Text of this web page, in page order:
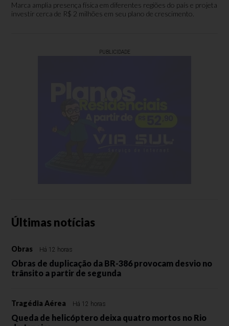
Marca amplia presença física em diferentes regiões do país e projeta
investir cerca de R$ 2 milhões em seu plano de crescimento.
PUBLICIDADE
Últimas notícias
Obras Há 12 horas
Obras de duplicação da BR-386 provocam desvio no
trânsito a partir de segunda
Tragédia Aérea Há 12 horas
Queda de helicóptero deixa quatro mortos no Rio